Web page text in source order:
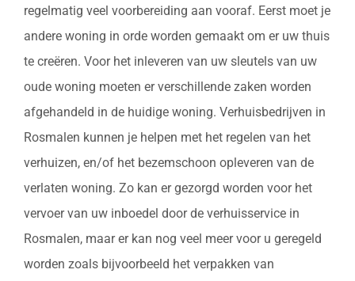
regelmatig veel voorbereiding aan vooraf. Eerst moet je
andere woning in orde worden gemaakt om er uw thuis
te creëren. Voor het inleveren van uw sleutels van uw
oude woning moeten er verschillende zaken worden
afgehandeld in de huidige woning. Verhuisbedrijven in
Rosmalen kunnen je helpen met het regelen van het
verhuizen, en/of het bezemschoon opleveren van de
verlaten woning. Zo kan er gezorgd worden voor het
vervoer van uw inboedel door de verhuisservice in
Rosmalen, maar er kan nog veel meer voor u geregeld
worden zoals bijvoorbeeld het verpakken van